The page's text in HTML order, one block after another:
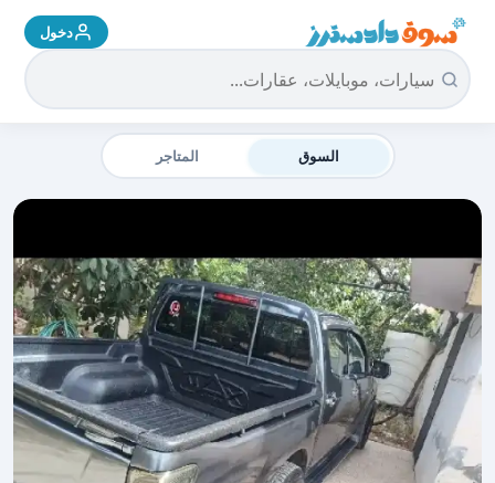
سوق دادسترز الرئيسية دخول
السوق المتاجر